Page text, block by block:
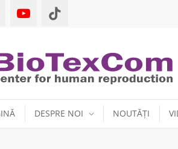
DESPRE NOI NOUTĂȚI